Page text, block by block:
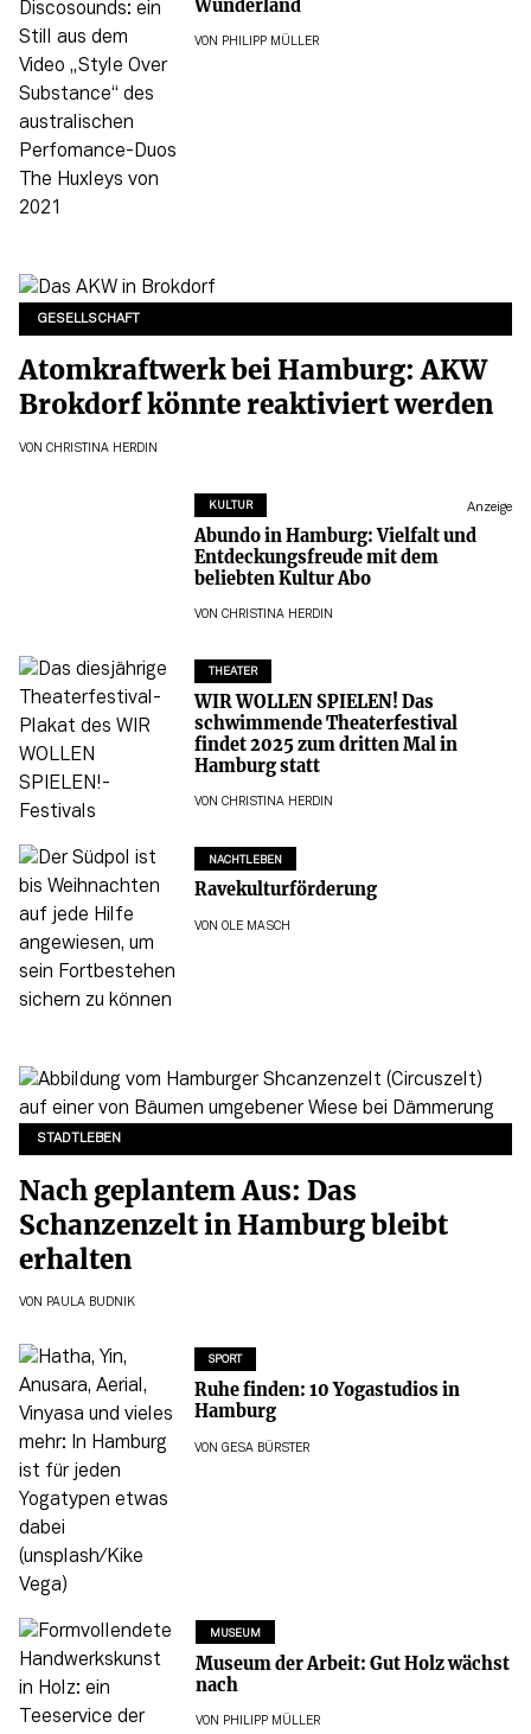
Wunderland
VON PHILIPP MÜLLER
GESELLSCHAFT
Atomkraftwerk bei Hamburg: AKW
Brokdorf könnte reaktiviert werden
VON CHRISTINA HERDIN
KULTUR Anzeige
Abundo in Hamburg: Vielfalt und
Entdeckungsfreude mit dem
beliebten Kultur Abo
VON CHRISTINA HERDIN
THEATER
WIR WOLLEN SPIELEN! Das
schwimmende Theaterfestival
findet 2025 zum dritten Mal in
Hamburg statt
VON CHRISTINA HERDIN
NACHTLEBEN
Ravekulturförderung
VON OLE MASCH
STADTLEBEN
Nach geplantem Aus: Das
Schanzenzelt in Hamburg bleibt
erhalten
VON PAULA BUDNIK
SPORT
Ruhe finden: 10 Yogastudios in
Hamburg
VON GESA BÜRSTER
MUSEUM
Museum der Arbeit: Gut Holz wächst
nach
VON PHILIPP MÜLLER